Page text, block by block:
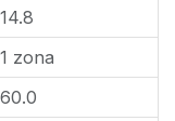
14.8
1 zona
60.0